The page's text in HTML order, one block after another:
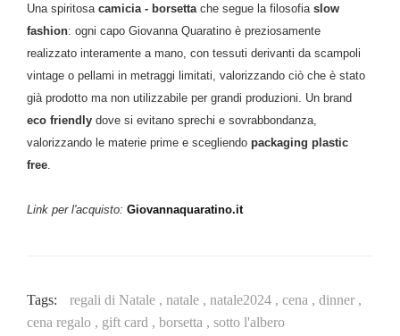
Una spiritosa camicia - borsettache segue la filosofia slow
fashion: ogni capo Giovanna Quaratino è preziosamente
realizzato interamente a mano, con tessuti derivanti da scampoli
vintage o pellami in metraggi limitati, valorizzando ciò che è stato
già prodotto ma non utilizzabile per grandi produzioni. Un brand
eco friendly dove si evitano sprechi e sovrabbondanza,
valorizzando le materie prime e scegliendo packaging plastic
free.
Link per l'acquisto: Giovannaquaratino.it
Tags: regali di Natale , natale , natale2024 , cena , dinner ,
cena regalo , gift card , borsetta , sotto l'albero